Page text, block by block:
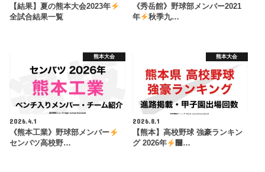
【結果】夏の熊本大会2023年
全試合結果一覧
《秀岳館》野球部メンバー2021
年
秋季九…
熊本大会
2026.4.1
《熊本工業》野球部メンバー
センバツ高校野…
熊本大会
2026.8.1
【熊本】高校野球 強豪ランキン
グ 2026年
࿠…